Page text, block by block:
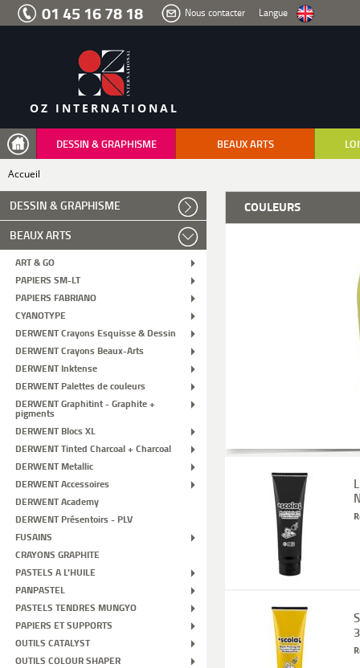
Aller
menu
recherche
01 45 16 78 18 Nous contacter Langue
OZ INTERNATIONAL
DESSIN & GRAPHISME BEAUX ARTS
Accueil
DESSIN & GRAPHISME
BEAUX ARTS
ART & GO
PAPIERS SM-LT
PAPIERS FABRIANO
CYANOTYPE
DERWENT Crayons Esquisse & Dessin
DERWENT Crayons Beaux-Arts
DERWENT Inktense
DERWENT Palettes de couleurs
DERWENT Graphitint - Graphite +
pigments
DERWENT Blocs XL
DERWENT Tinted Charcoal + Charcoal
DERWENT Metallic
DERWENT Accessoires
DERWENT Academy
DERWENT Présentoirs - PLV
FUSAINS
CRAYONS GRAPHITE
PASTELS A L'HUILE
PANPASTEL
PASTELS TENDRES MUNGYO
PAPIERS ET SUPPORTS
OUTILS CATALYST
OUTILS COLOUR SHAPER
COULEURS